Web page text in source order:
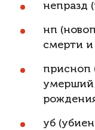
непразд
нп
смерти
присноп
умерший
уб